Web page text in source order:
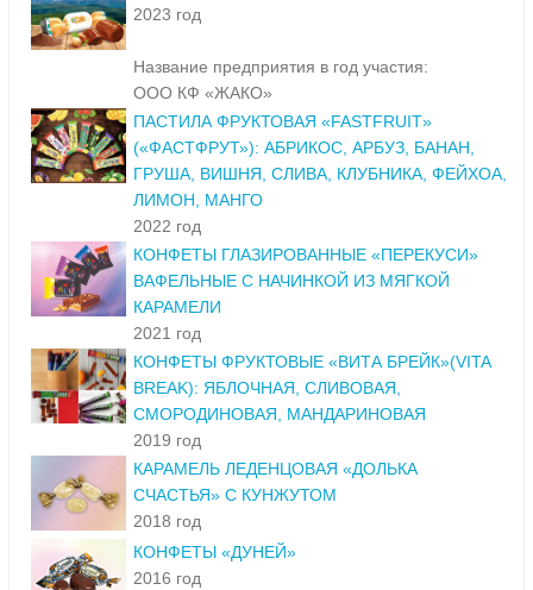
2023 год
Название предприятия в год участия:
ООО КФ «ЖАКО»
ПАСТИЛА ФРУКТОВАЯ «FASTFRUIT»
(«ФАСТФРУТ»): АБРИКОС, АРБУЗ, БАНАН,
ГРУША, ВИШНЯ, СЛИВА, КЛУБНИКА, ФЕЙХОА,
ЛИМОН, МАНГО
2022 год
КОНФЕТЫ ГЛАЗИРОВАННЫЕ «ПЕРЕКУСИ»
ВАФЕЛЬНЫЕ С НАЧИНКОЙ ИЗ МЯГКОЙ
КАРАМЕЛИ
2021 год
КОНФЕТЫ ФРУКТОВЫЕ «ВИТА БРЕЙК»(VITA
BREAK): ЯБЛОЧНАЯ, СЛИВОВАЯ,
СМОРОДИНОВАЯ, МАНДАРИНОВАЯ
2019 год
КАРАМЕЛЬ ЛЕДЕНЦОВАЯ «ДОЛЬКА
СЧАСТЬЯ» С КУНЖУТОМ
2018 год
КОНФЕТЫ «ДУНЕЙ»
2016 год